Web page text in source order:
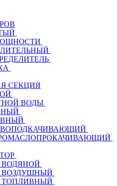
СЕКЦИЯ
ВОДЫ
ВОДЯНОЙ
ВОЗДУШНЫЙ
ТОПЛИВНЫЙ